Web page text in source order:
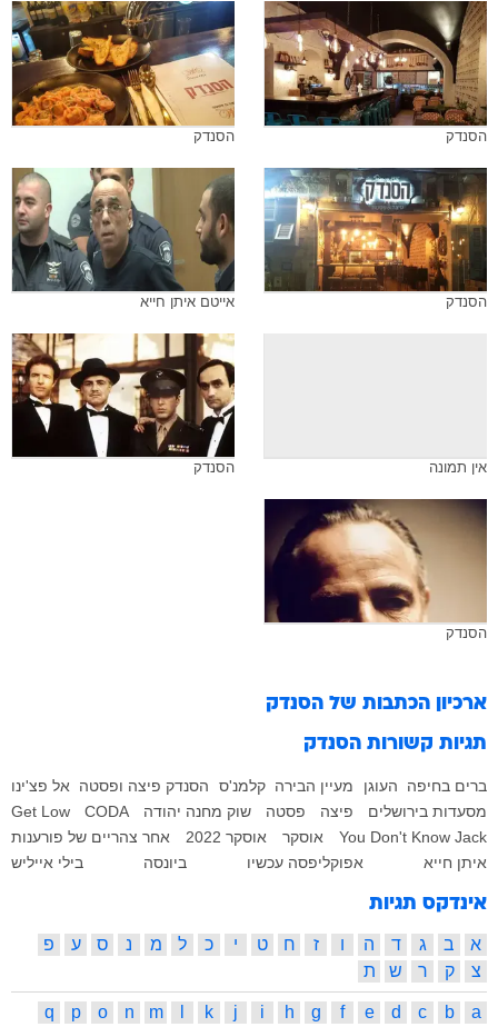
הסנדק הסנדק
הסנדק אייטם איתן חייא
אין תמונה הסנדק
הסנדק
ארכיון הכתבות של הסנדק
תגיות קשורות הסנדק
ברים בחיפה העוגן מעיין הבירה קלמנ'ס הסנדק פיצה ופסטה
אל פצ'ינו
מסעדות בירושלים
פיצה פסטה שוק מחנה יהודה CODA
Get Low
You Don't Know Jack
אוסקר אוסקר 2022
אחר צהריים של פורענות
איתן חייא
אפוקליפסה עכשיו ביונסה בילי אייליש
אינדקס תגיות
א ב ג ד ה ו ז ח ט י כ ל מ נ ס ע
פ
צ
ק ר ש ת
a
b
c
d
e
f
g
h
i
j
k
m
n
o
p
q